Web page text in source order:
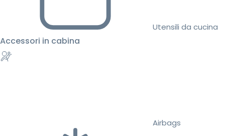
Utensili da cucina
Accessori in cabina
Airbags